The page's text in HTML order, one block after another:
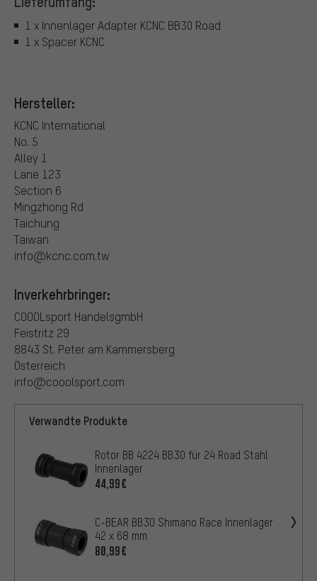
1 x Innenlager Adapter KCNC BB30 Road
1 x Spacer KCNC
Hersteller:
KCNC International
No. 5
Alley 1
Lane 123
Section 6
Mingzhong Rd
Taichung
Taiwan
info@kcnc.com.tw
Inverkehrbringer:
COOOLsport HandelsgmbH
Feistritz 29
8843 St. Peter am Kammersberg
Österreich
info@cooolsport.com
Verwandte Produkte
Rotor BB 4224 BB30 für 24 Road Stahl
Innenlager
44,99€
C-BEAR BB30 Shimano Race Innenlager
42 x 68 mm
80,99€